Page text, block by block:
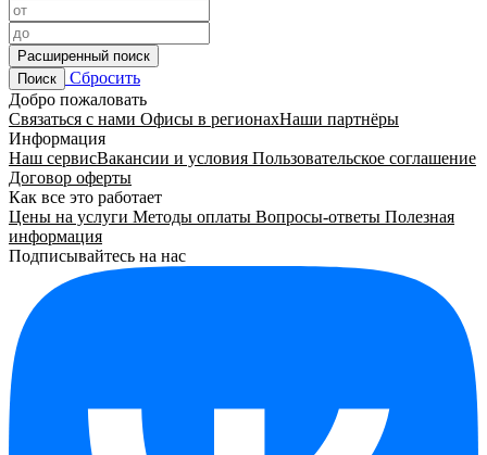
Расширенный поиск
Поиск
Сбросить
Добро пожаловать
Связаться с нами Офисы в регионахНаши партнёры
Информация
Наш сервисВакансии и условия Пользовательское соглашение
Договор оферты
Как все это работает
Цены на услуги Методы оплаты Вопросы-ответы Полезная
информация
Подписывайтесь на нас